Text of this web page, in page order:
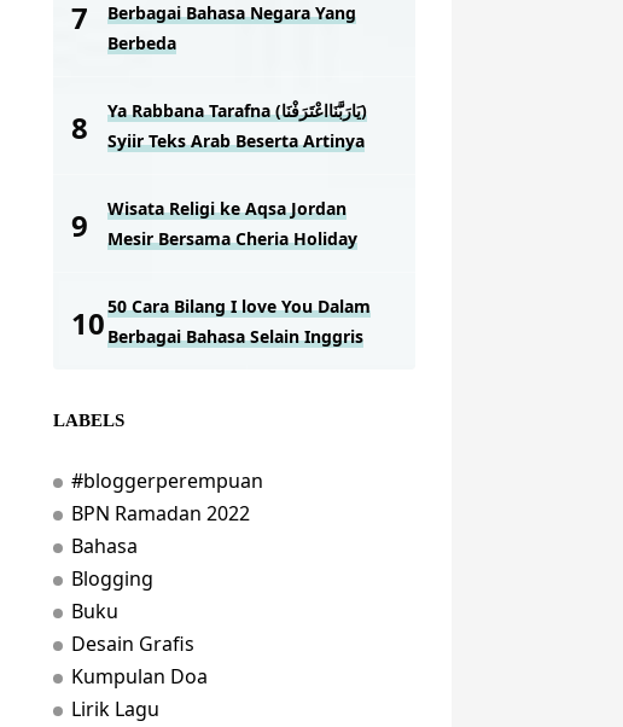
Berbagai Bahasa Negara Yang
Berbeda
Ya Rabbana Tarafna (يَارَبَّنَااعْتَرَفْنَا)
Syiir Teks Arab Beserta Artinya
Wisata Religi ke Aqsa Jordan
Mesir Bersama Cheria Holiday
50 Cara Bilang I love You Dalam
Berbagai Bahasa Selain Inggris
LABELS
#bloggerperempuan
BPN Ramadan 2022
Bahasa
Blogging
Buku
Desain Grafis
Kumpulan Doa
Lirik Lagu